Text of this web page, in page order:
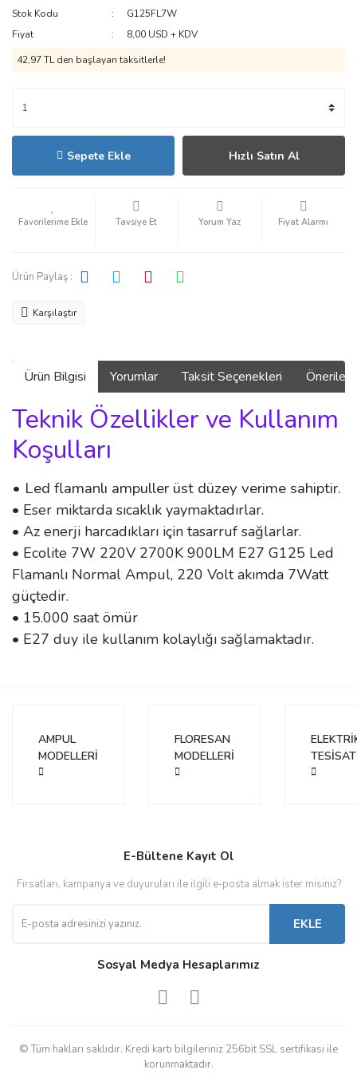
Stok Kodu
G125FL7W
Fiyat
8,00 USD + KDV
42,97 TL den başlayan taksitlerle!
Sepete Ekle Hızlı Satın Al
Tavsiye Et Yorum Yaz Fiyat Alarmı
Ürün Paylaş :
Karşılaştır
Ürün Bilgisi Yorumlar Taksit Seçenekleri
Teknik Özellikler ve Kullanım
Koşulları
• Led flamanlı ampuller üst düzey verime sahiptir.
• Eser miktarda sıcaklık yaymaktadırlar.
• Az enerji harcadıkları için tasarruf sağlarlar.
• Ecolite 7W 220V 2700K 900LM E27 G125 Led
Flamanlı Normal Ampul, 220 Volt akımda 7Watt
güçtedir.
• 15.000 saat ömür
• E27 duy ile kullanım kolaylığı sağlamaktadır.
Yorum Yaz
Ürün resmi kalitesiz, bozuk veya görüntülenemiyor.
Bu ürüne benzer farklı alternatifler olmalı.
Gönder
AMPUL
MODELLERİ
FLORESAN
MODELLERİ
TESİSAT
E-Bültene Kayıt Ol
Fırsatları, kampanya ve duyuruları ile ilgili e-posta almak ister misiniz?
EKLE
Sosyal Medya Hesaplarımız
© Tüm hakları saklıdır. Kredi kartı bilgileriniz 256bit SSL sertifikası ile
korunmaktadır.